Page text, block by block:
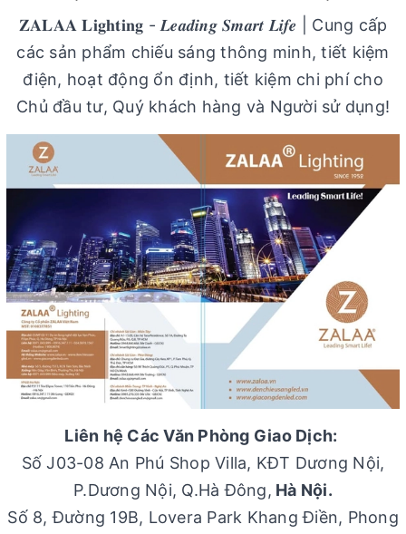
𝐙𝐀𝐋𝐀𝐀 𝐋𝐢𝐠𝐡𝐭𝐢𝐧𝐠 - 𝑳𝒆𝒂𝒅𝒊𝒏𝒈 𝑺𝒎𝒂𝒓𝒕 𝑳𝒊𝒇𝒆 | Cung cấp
các sản phẩm chiếu sáng thông minh, tiết kiệm
điện, hoạt động ổn định, tiết kiệm chi phí cho
Chủ đầu tư, Quý khách hàng và Người sử dụng!
Liên hệ Các Văn Phòng Giao Dịch:
Số J03-08 An Phú Shop Villa, KĐT Dương Nội,
P.Dương Nội, Q.Hà Đông, Hà Nội.
Số 8, Đường 19B, Lovera Park Khang Điền, Phong